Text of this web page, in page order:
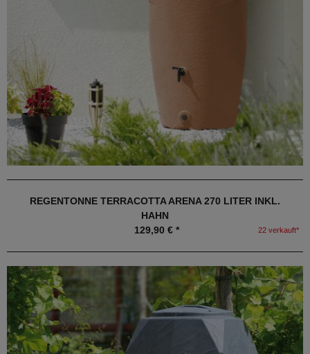
REGENTONNE TERRACOTTA ARENA 270 LITER INKL.
HAHN
129,90 € *
22 verkauft*